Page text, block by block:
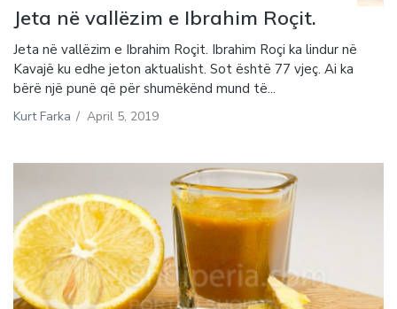
Jeta në vallëzim e Ibrahim Roçit.
Jeta në vallëzim e Ibrahim Roçit. Ibrahim Roçi ka lindur në
Kavajë ku edhe jeton aktualisht. Sot është 77 vjeç. Ai ka
bërë një punë që për shumëkënd mund të...
Kurt Farka / April 5, 2019